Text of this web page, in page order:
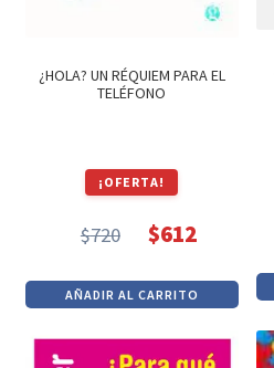
¿HOLA? UN RÉQUIEM PARA EL
TELÉFONO
¡OFERTA!
$720
precio
original
era:
$612
precio
actual
es:
AÑADIR AL CARRITO